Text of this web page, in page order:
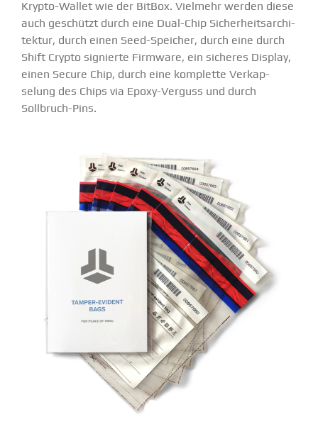
Krypto-Wallet wie der BitBox. Vielmehr werden diese
auch geschützt durch eine Dual-Chip Sicher­heits­ar­chi­
tektur, durch einen Seed-Speicher, durch eine durch
Shift Crypto signierte Firmware, ein sicheres Display,
einen Secure Chip, durch eine komplette Verkap­
selung des Chips via Epoxy-Verguss und durch
Sollbruch-Pins.